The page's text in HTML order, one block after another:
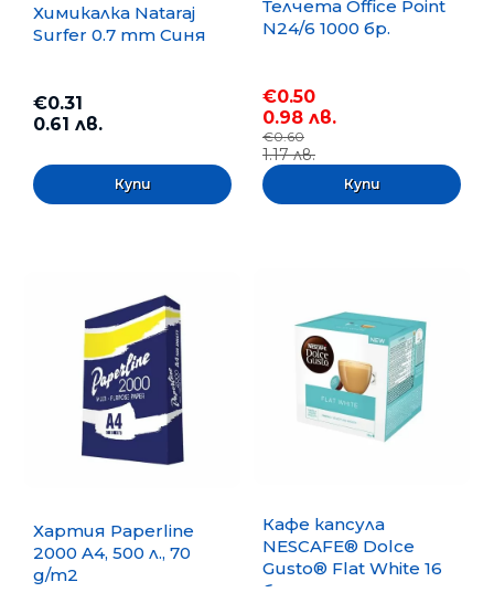
Химикалка Nataraj
Surfer 0.7 mm Синя
€0.31
0.61 лв.
Телчета Office Point
N24/6 1000 бр.
€0.50
0.98 лв.
€0.60
1.17 лв.
Хартия Paperline
2000 A4, 500 л., 70
g/m2
Кафе капсула
NESCAFE® Dolce
Gusto® Flat White 16
бр.